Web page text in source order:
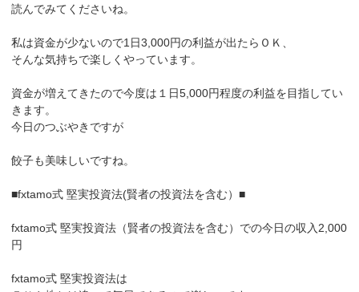
読んでみてくださいね。
私は資金が少ないので1日3,000円の利益が出たらＯＫ、
そんな気持ちで楽しくやっています。
資金が増えてきたので今度は１日5,000円程度の利益を目指してい
きます。
今日のつぶやきですが
餃子も美味しいですね。
■fxtamo式 堅実投資法(賢者の投資法を含む）■
fxtamo式 堅実投資法（賢者の投資法を含む）での今日の収入2,000
円
fxtamo式 堅実投資法は